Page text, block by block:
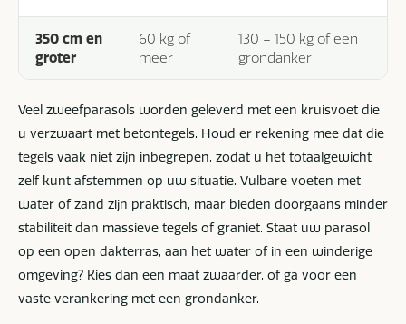
350 cm en
groter
60 kg of
meer
130 – 150 kg of een
grondanker
Veel zweefparasols worden geleverd met een kruisvoet die
u verzwaart met betontegels. Houd er rekening mee dat die
tegels vaak niet zijn inbegrepen, zodat u het totaalgewicht
zelf kunt afstemmen op uw situatie. Vulbare voeten met
water of zand zijn praktisch, maar bieden doorgaans minder
stabiliteit dan massieve tegels of graniet. Staat uw parasol
op een open dakterras, aan het water of in een winderige
omgeving? Kies dan een maat zwaarder, of ga voor een
vaste verankering met een grondanker.